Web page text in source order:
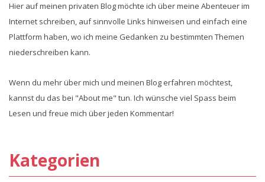
Hier auf meinen privaten Blog möchte ich über meine Abenteuer im
Internet schreiben, auf sinnvolle Links hinweisen und einfach eine
Plattform haben, wo ich meine Gedanken zu bestimmten Themen
niederschreiben kann.
Wenn du mehr über mich und meinen Blog erfahren möchtest,
kannst du das bei "About me" tun. Ich wünsche viel Spass beim
Lesen und freue mich über jeden Kommentar!
Kategorien